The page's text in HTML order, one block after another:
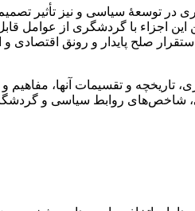
در توسعۀ سیاسی و نیز تأثیر
اجزاء با گردشگری از عوامل
صلح پایدار و رونق
تاریخچه و تقسیمات آنها،
روابط سیاسی و